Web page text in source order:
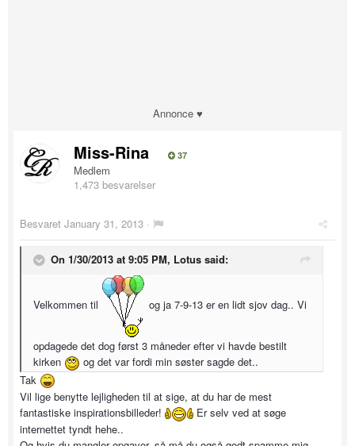
Annonce ♥
Miss-Rina 37
Medlem
1,473 besvarelser
Besvaret January 31, 2013 ·
On 1/30/2013 at 9:05 PM, Lotus said:
Velkommen til og ja 7-9-13 er en lidt sjov dag.. Vi
opdagede det dog først 3 måneder efter vi havde bestilt
kirken
og det var fordi min søster sagde det..
Tak
Vil lige benytte lejligheden til at sige, at du har de mest
fantastiske inspirationsbilleder!
Er selv ved at søge
internettet tyndt hehe..